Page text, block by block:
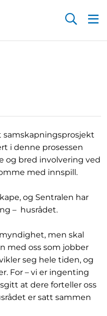
samskapningsprosjekt
i denne prosessen
og bred involvering ved
med innspill.
og Sentralen har
– husrådet.
men skal
med oss som jobber
seg hele tiden, og
For – vi er ingenting
at dere forteller oss
er satt sammen